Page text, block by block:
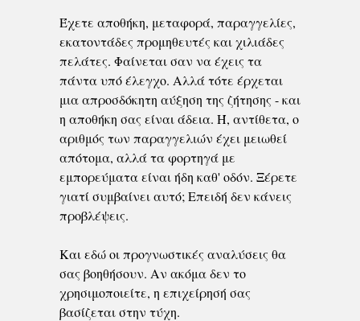
Έχετε αποθήκη, μεταφορά, παραγγελίες,
εκατοντάδες προμηθευτές και χιλιάδες
πελάτες. Φαίνεται σαν να έχεις τα
πάντα υπό έλεγχο. Αλλά τότε έρχεται
μια απροσδόκητη αύξηση της ζήτησης - και
η αποθήκη σας είναι άδεια. Ή, αντίθετα, ο
αριθμός των παραγγελιών έχει μειωθεί
απότομα, αλλά τα φορτηγά με
εμπορεύματα είναι ήδη καθ' οδόν. Ξέρετε
γιατί συμβαίνει αυτό; Επειδή δεν κάνεις
προβλέψεις.
Και εδώ οι προγνωστικές αναλύσεις θα
σας βοηθήσουν. Αν ακόμα δεν το
χρησιμοποιείτε, η επιχείρησή σας
βασίζεται στην τύχη.